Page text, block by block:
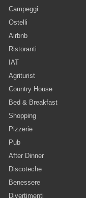
Campeggi
Ostelli
Airbnb
Ristoranti
IAT
Agriturist
Country House
Bed & Breakfast
Shopping
Pizzerie
Pub
After Dinner
Discoteche
Benessere
Divertimenti